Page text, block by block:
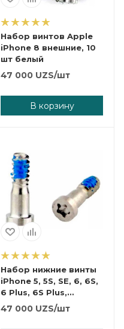
Набор винтов Apple
iPhone 8 внешние, 10
шт белый
47 000 UZS/шт
В корзину
Набор нижние винты
iPhone 5, 5S, SE, 6, 6S,
6 Plus, 6S Plus,
внешние 10 шт Серые
47 000 UZS/шт